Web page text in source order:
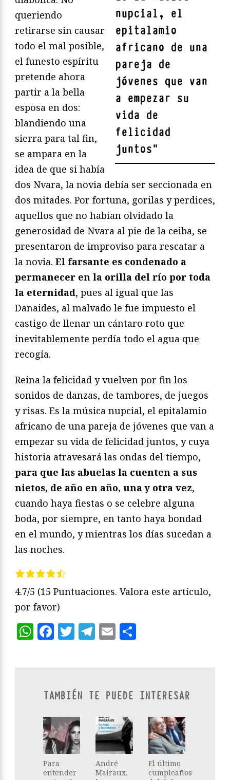
nupcial, el
epitalamio
africano de una
pareja de
jóvenes que van
a empezar su
vida de
felicidad
juntos"
queriendo
retirarse sin causar
todo el mal posible,
el funesto espíritu
pretende ahora
partir a la bella
esposa en dos:
blandiendo una
sierra para tal fin,
se ampara en la
idea de que si había
dos Nvara, la novia debía ser seccionada en
dos mitades. Por fortuna, gorilas y perdices,
aquellos que no habían olvidado la
generosidad de Nvara al pie de la ceiba, se
presentaron de improviso para rescatar a
la novia. El farsante es condenado a
permanecer en la orilla del río por toda
la eternidad, pues al igual que las
Danaides, al malvado le fue impuesto el
castigo de llenar un cántaro roto que
inevitablemente perdía todo el agua que
recogía.
Reina la felicidad y vuelven por fin los
sonidos de danzas, de tambores, de juegos
y risas. Es la música nupcial, el epitalamio
africano de una pareja de jóvenes que van a
empezar su vida de felicidad juntos, y cuya
historia atravesará las ondas del tiempo,
para que las abuelas la cuenten a sus
nietos, de año en año, una y otra vez,
cuando haya fiestas o se celebre alguna
boda, por siempre, en tanto haya bondad
en el mundo, y mientras los días sucedan a
las noches.
4.7/5 (15 Puntuaciones. Valora este artículo,
por favor)
WhatsApp
Facebook
Twitter
Telegram
Email
TAMBIÉN TE PUEDE INTERESAR
Para
entender
André
Malraux,
El último
cumpleaños